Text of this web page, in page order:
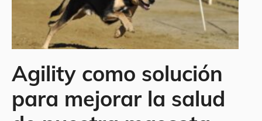
Agility como solución
para mejorar la salud